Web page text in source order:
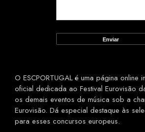
O ESCPORTUGAL é uma página online
oficial dedicada ao Festival Eurovisão
os demais eventos de música sob a
Eurovisão. Dá especial destaque às
para esses concursos europeus.